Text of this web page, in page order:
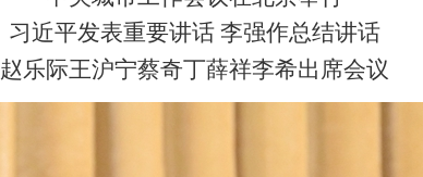
习近平发表重要讲话 李强作总结讲话
赵乐际王沪宁蔡奇丁薛祥李希出席会议